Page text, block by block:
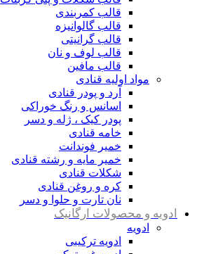
قالب کمربندی
قالب گالوانیزه
قالب گرانیتی
قالب لوف و نان
قالب مافین
مواد اولیه قنادی
آرد و پودر قنادی
اسانس و رنگ خوراکی
پودر کیک ، ژله و دسر
خامه قنادی
خمیر فوندانت
خمیر مایه و رشته قنادی
شکلات قنادی
کره و روغن قنادی
نان تارت و حلوا و دسر
ادویه و محصولات ارگانیک
ادویه
ادویه ترکیبی